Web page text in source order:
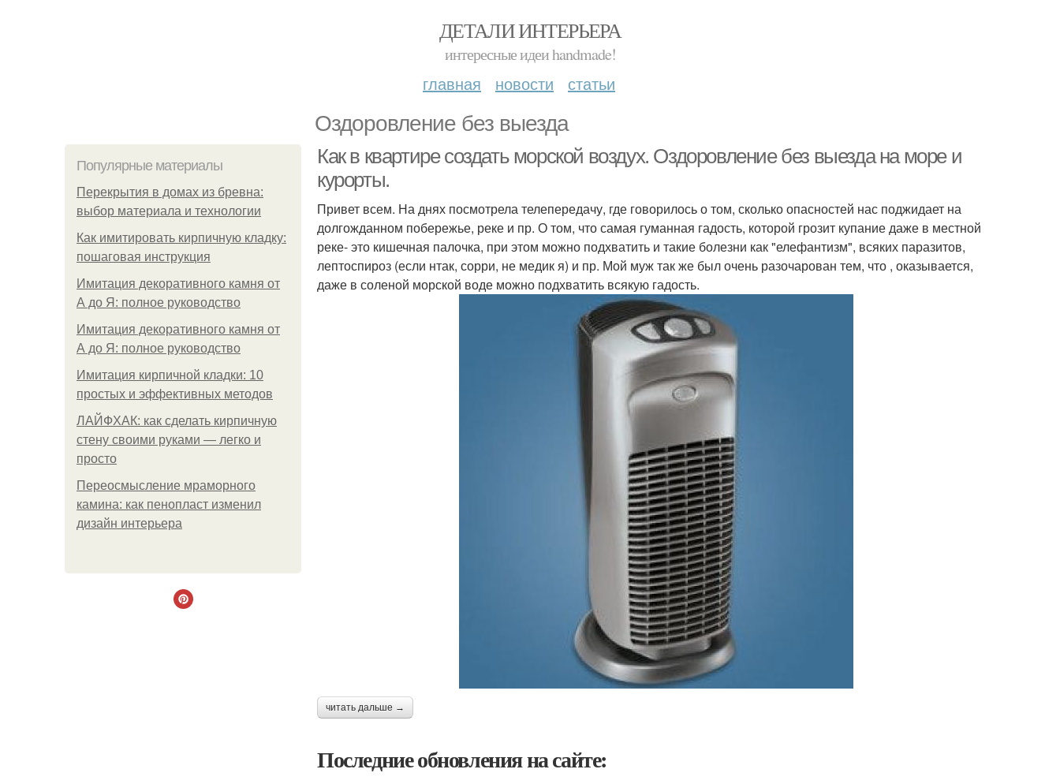
ДЕТАЛИ ИНТЕРЬЕРА
интересные идеи handmade!
главная новости статьи
Оздоровление без выезда
Популярные материалы
Перекрытия в домах из бревна:
выбор материала и технологии
Как имитировать кирпичную кладку:
пошаговая инструкция
Имитация декоративного камня от
А до Я: полное руководство
Имитация декоративного камня от
А до Я: полное руководство
Имитация кирпичной кладки: 10
простых и эффективных методов
ЛАЙФХАК: как сделать кирпичную
стену своими руками — легко и
просто
Переосмысление мраморного
камина: как пенопласт изменил
дизайн интерьера
Как в квартире создать морской воздух. Оздоровление без выезда на море и
курорты.
Привет всем. На днях посмотрела телепередачу, где говорилось о том, сколько опасностей нас поджидает на
долгожданном побережье, реке и пр. О том, что самая гуманная гадость, которой грозит купание даже в местной
реке- это кишечная палочка, при этом можно подхватить и такие болезни как "елефантизм", всяких паразитов,
лептоспироз (если нтак, сорри, не медик я) и пр. Мой муж так же был очень разочарован тем, что , оказывается,
даже в соленой морской воде можно подхватить всякую гадость.
читать дальше →
Последние обновления на сайте: